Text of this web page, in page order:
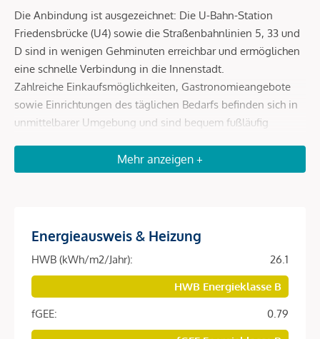
Die Anbindung ist ausgezeichnet: Die U-Bahn-Station
Friedensbrücke (U4) sowie die Straßenbahnlinien 5, 33 und
D sind in wenigen Gehminuten erreichbar und ermöglichen
eine schnelle Verbindung in die Innenstadt.
Zahlreiche Einkaufsmöglichkeiten, Gastronomieangebote
sowie Einrichtungen des täglichen Bedarfs befinden sich in
unmittelbarer Umgebung und sind bequem fußläufig
Erholungs- und Freizeitmöglichkeiten wie der Augarten
sowie kulturelle Einrichtungen runden die hervorragende
Beschreibung *
Diese hochwertig ausgestattete Vorsorgewohnung befindet
sich im fertiggestellten NeubauprojektSOPHIEin begehrter
Lage des 9. Wiener Gemeindebezirks.
Mehr anzeigen +
Energieausweis & Heizung
HWB (kWh/m2/Jahr):
26.1
HWB Energieklasse B
fGEE:
0.79